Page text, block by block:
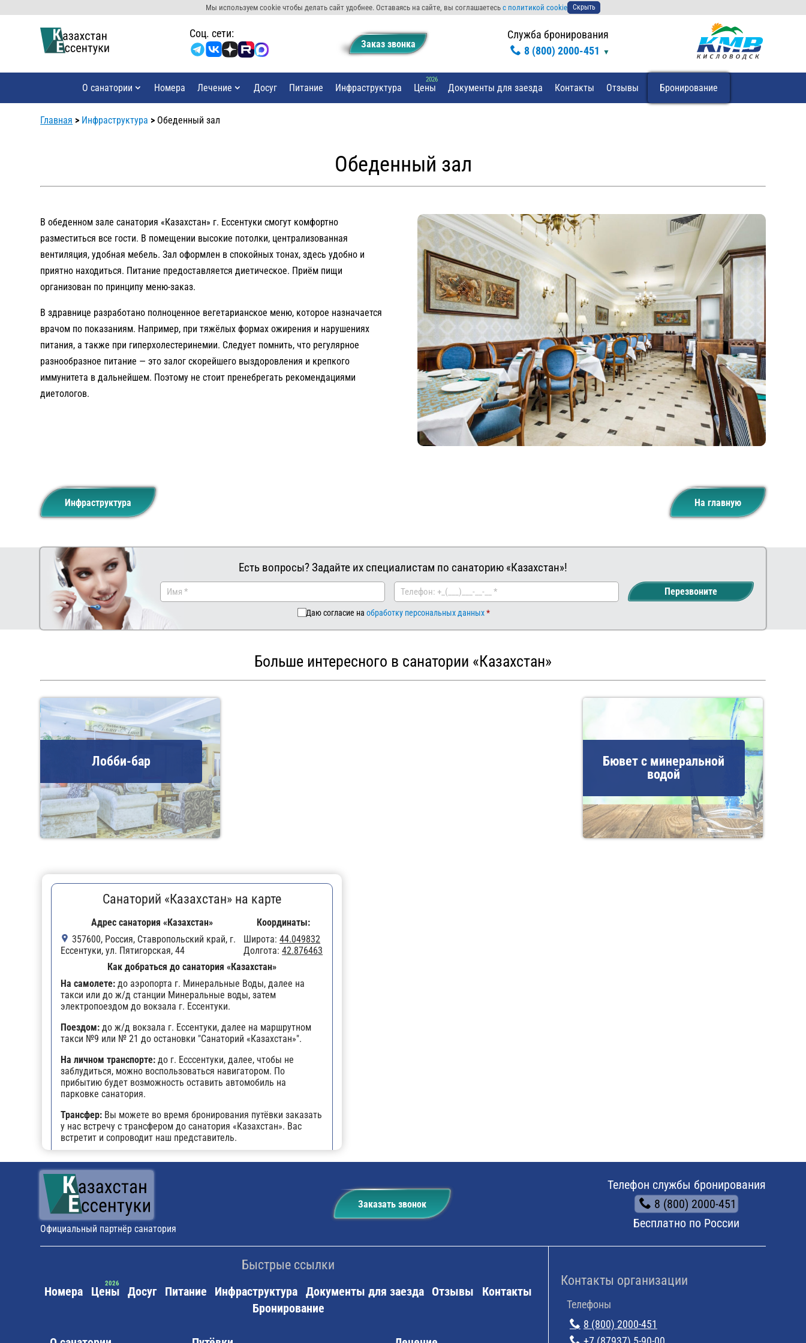
Мы используем cookie чтобы делать сайт удобнее. Оставаясь на сайте, вы соглашаетесьс политикой cookie Скрыть
Cоц. сети:
Заказ звонкa
Служба бронирования
8 (800) 2000-451
О санатории Номера Лечение Досуг Питание Инфраструктура Цены Документы для заезда Контакты Отзывы Бронирование
Главная > Инфраструктура > Обеденный зал
Обеденный зал
В обеденном зале санатория «Казахстан» г. Ессентуки смогут комфортно
разместиться все гости. В помещении высокие потолки, централизованная
вентиляция, удобная мебель. Зал оформлен в спокойных тонах, здесь удобно и
приятно находиться. Питание предоставляется диетическое. Приём пищи
организован по принципу меню-заказ.
В здравнице разработано полноценное вегетарианское меню, которое назначается
врачом по показаниям. Например, при тяжёлых формах ожирения и нарушениях
питания, а также при гиперхолестеринемии. Следует помнить, что регулярное
разнообразное питание — это залог скорейшего выздоровления и крепкого
иммунитета в дальнейшем. Поэтому не стоит пренебрегать рекомендациями
диетологов.
Инфраструктура На главную
Есть вопросы? Задайте их специалистам по санаторию «Казахстан»!
комментарий
Даю согласие на обработку персональных данных
Перезвоните
Больше интересного в санатории «Казахстан»
Лобби-бар
Бювет с минеральной
водой
Санаторий «Казахстан» на карте
Адрес санатория «Казахстан»
357600, Россия, Ставропольский край, г.
Ессентуки, ул. Пятигорская, 44
Координаты:
Широта:44.049832
Долгота:42.876463
Как добраться до санатория «Казахстан»
На самолете: до аэропорта г. Минеральные Воды, далее на
такси или до ж/д станции Минеральные воды, затем
электропоездом до вокзала г. Ессентуки.
Поездом: до ж/д вокзала г. Ессентуки, далее на маршрутном
такси №9 или № 21 до остановки "Санаторий «Казахстан»".
На личном транспорте: до г. Есссентуки, далее, чтобы не
заблудиться, можно воспользоваться навигатором. По
прибытию будет возможность оставить автомобиль на
парковке санатория.
Трансфер: Вы можете во время бронирования путёвки заказать
у нас встречу с трансфером до санатория «Казахстан». Вас
встретит и сопроводит наш представитель.
маршрутные такси №9 и №21.
Официальный партнёр санатория
Заказать звонок
Телефон службы бронирования
8 (800) 2000-451
Бесплатно по России
Быстрые ссылки
Номера Цены Досуг Питание Инфраструктура Документы для заезда Отзывы
Контакты
Бронирование
Контакты организации
Телефоны
8 (800) 2000-451